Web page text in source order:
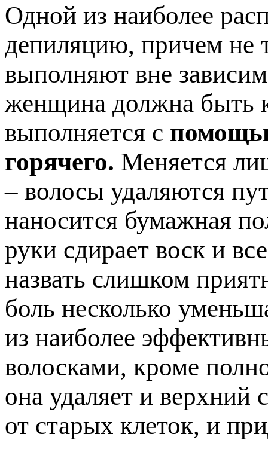
Одной из наиболее
депиляцию, причем не
выполняют вне
женщина должна быть
выполняется с
горячего. Меняется
– волосы удаляются
наносится бумажная
руки сдирает воск и
назвать слишком
боль несколько
из наиболее
волосками, кроме
она удаляет и верхний
от старых клеток, и